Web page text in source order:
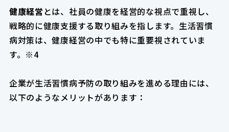
健康経営 とは、社員の健康を経営的な視点で重視し、
戦略的に健康支援する取り組みを指します。生活習慣
病対策は、健康経営の中でも特に重要視されていま
す。※4
企業が生活習慣病予防の取り組みを進める理由には、
以下のようなメリットがあります：